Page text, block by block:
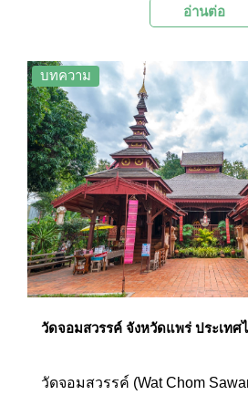
เที่ยวจังหวัดแพร่แต่ไม่ได้มานมัส
อ่านต่อ
บทความ
วัดจอมสวรรค์ จังหวัดแพร่ ประเทศ
วัดจอมสวรรค์ (Wat Chom